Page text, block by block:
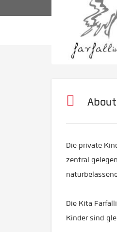
About
Die private
zentral
Die Kita
Kinder sind